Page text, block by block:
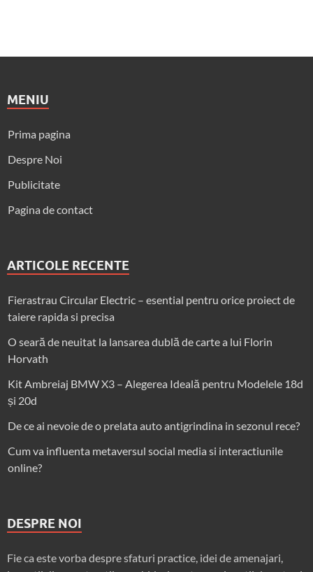
MENIU
Prima pagina
Despre Noi
Publicitate
Pagina de contact
ARTICOLE RECENTE
Fierastrau Circular Electric – esential pentru orice proiect de
taiere rapida si precisa
O seară de neuitat la lansarea dublă de carte a lui Florin
Horvath
Kit Ambreiaj BMW X3 – Alegerea Ideală pentru Modelele 18d
și 20d
De ce ai nevoie de o prelata auto antigrindina in sezonul rece?
Cum va influenta metaversul social media si interactiunile
online?
DESPRE NOI
Fie ca este vorba despre sfaturi practice, idei de amenajari,